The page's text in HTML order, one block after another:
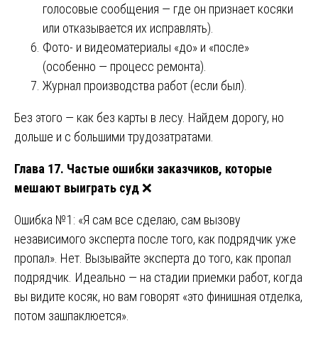
голосовые сообщения — где он признает косяки
или отказывается их исправлять).
Фото- и видеоматериалы «до» и «после»
(особенно — процесс ремонта).
Журнал производства работ (если был).
Без этого — как без карты в лесу. Найдем дорогу, но
дольше и с большими трудозатратами.
Глава 17. Частые ошибки заказчиков, которые
мешают выиграть суд❌
Ошибка №1: «Я сам все сделаю, сам вызову
независимого эксперта после того, как подрядчик уже
пропал». Нет. Вызывайте эксперта до того, как пропал
подрядчик. Идеально — на стадии приемки работ, когда
вы видите косяк, но вам говорят «это финишная отделка,
потом зашпаклюется».